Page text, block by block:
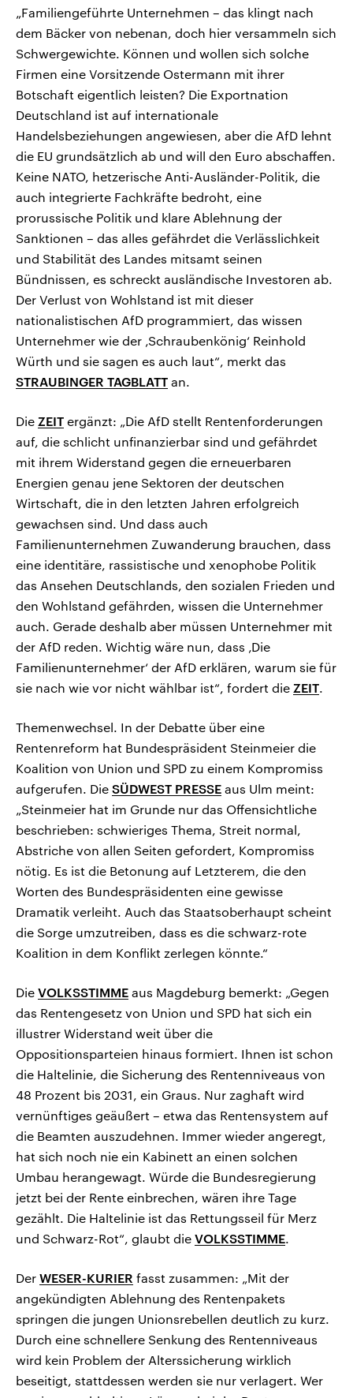
„Familiengeführte Unternehmen – das klingt nach
dem Bäcker von nebenan, doch hier versammeln sich
Schwergewichte. Können und wollen sich solche
Firmen eine Vorsitzende Ostermann mit ihrer
Botschaft eigentlich leisten? Die Exportnation
Deutschland ist auf internationale
Handelsbeziehungen angewiesen, aber die AfD lehnt
die EU grundsätzlich ab und will den Euro abschaffen.
Keine NATO, hetzerische Anti-Ausländer-Politik, die
auch integrierte Fachkräfte bedroht, eine
prorussische Politik und klare Ablehnung der
Sanktionen – das alles gefährdet die Verlässlichkeit
und Stabilität des Landes mitsamt seinen
Bündnissen, es schreckt ausländische Investoren ab.
Der Verlust von Wohlstand ist mit dieser
nationalistischen AfD programmiert, das wissen
Unternehmer wie der ‚Schraubenkönig‘ Reinhold
Würth und sie sagen es auch laut“, merkt das
STRAUBINGER TAGBLATT an.
Die ZEIT ergänzt: „Die AfD stellt Rentenforderungen
auf, die schlicht unfinanzierbar sind und gefährdet
mit ihrem Widerstand gegen die erneuerbaren
Energien genau jene Sektoren der deutschen
Wirtschaft, die in den letzten Jahren erfolgreich
gewachsen sind. Und dass auch
Familienunternehmen Zuwanderung brauchen, dass
eine identitäre, rassistische und xenophobe Politik
das Ansehen Deutschlands, den sozialen Frieden und
den Wohlstand gefährden, wissen die Unternehmer
auch. Gerade deshalb aber müssen Unternehmer mit
der AfD reden. Wichtig wäre nun, dass ‚Die
Familienunternehmer‘ der AfD erklären, warum sie für
sie nach wie vor nicht wählbar ist“, fordert die ZEIT.
Themenwechsel. In der Debatte über eine
Rentenreform hat Bundespräsident Steinmeier die
Koalition von Union und SPD zu einem Kompromiss
aufgerufen. Die SÜDWEST PRESSE aus Ulm meint:
„Steinmeier hat im Grunde nur das Offensichtliche
beschrieben: schwieriges Thema, Streit normal,
Abstriche von allen Seiten gefordert, Kompromiss
nötig. Es ist die Betonung auf Letzterem, die den
Worten des Bundespräsidenten eine gewisse
Dramatik verleiht. Auch das Staatsoberhaupt scheint
die Sorge umzutreiben, dass es die schwarz-rote
Koalition in dem Konflikt zerlegen könnte.“
Die VOLKSSTIMME aus Magdeburg bemerkt: „Gegen
das Rentengesetz von Union und SPD hat sich ein
illustrer Widerstand weit über die
Oppositionsparteien hinaus formiert. Ihnen ist schon
die Haltelinie, die Sicherung des Rentenniveaus von
48 Prozent bis 2031, ein Graus. Nur zaghaft wird
vernünftiges geäußert – etwa das Rentensystem auf
die Beamten auszudehnen. Immer wieder angeregt,
hat sich noch nie ein Kabinett an einen solchen
Umbau herangewagt. Würde die Bundesregierung
jetzt bei der Rente einbrechen, wären ihre Tage
gezählt. Die Haltelinie ist das Rettungsseil für Merz
und Schwarz-Rot“, glaubt die VOLKSSTIMME.
Der WESER-KURIER fasst zusammen: „Mit der
angekündigten Ablehnung des Rentenpakets
springen die jungen Unionsrebellen deutlich zu kurz.
Durch eine schnellere Senkung des Rentenniveaus
wird kein Problem der Alterssicherung wirklich
beseitigt, stattdessen werden sie nur verlagert. Wer